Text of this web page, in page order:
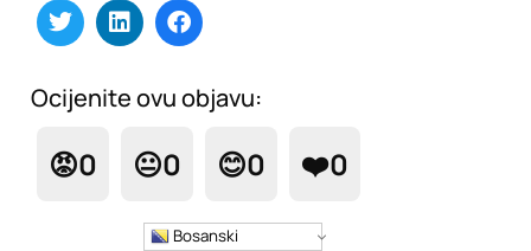
Ocijenite ovu objavu:
😡0 😐0 😊0 ❤️0
Bosanski